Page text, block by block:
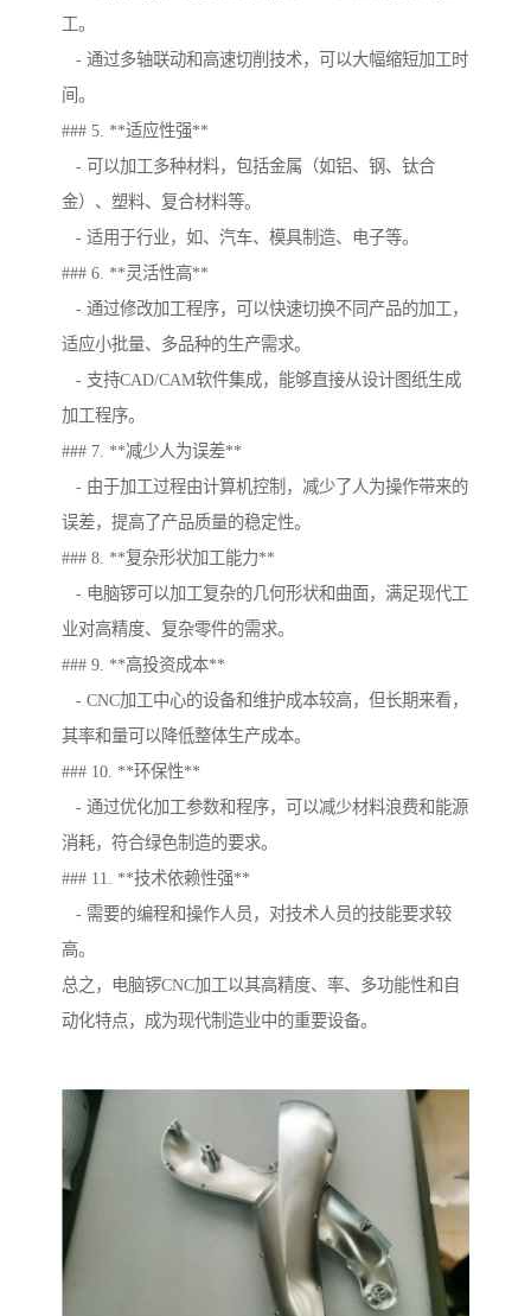
工。
- 通过多轴联动和高速切削技术，可以大幅缩短加工时
间。
### 5. **适应性强**
- 可以加工多种材料，包括金属（如铝、钢、钛合
金）、塑料、复合材料等。
- 适用于行业，如、汽车、模具制造、电子等。
### 6. **灵活性高**
- 通过修改加工程序，可以快速切换不同产品的加工，
适应小批量、多品种的生产需求。
- 支持CAD/CAM软件集成，能够直接从设计图纸生成
加工程序。
### 7. **减少人为误差**
- 由于加工过程由计算机控制，减少了人为操作带来的
误差，提高了产品质量的稳定性。
### 8. **复杂形状加工能力**
- 电脑锣可以加工复杂的几何形状和曲面，满足现代工
业对高精度、复杂零件的需求。
### 9. **高投资成本**
- CNC加工中心的设备和维护成本较高，但长期来看，
其率和量可以降低整体生产成本。
### 10. **环保性**
- 通过优化加工参数和程序，可以减少材料浪费和能源
消耗，符合绿色制造的要求。
### 11. **技术依赖性强**
- 需要的编程和操作人员，对技术人员的技能要求较
高。
总之，电脑锣CNC加工以其高精度、率、多功能性和自
动化特点，成为现代制造业中的重要设备。